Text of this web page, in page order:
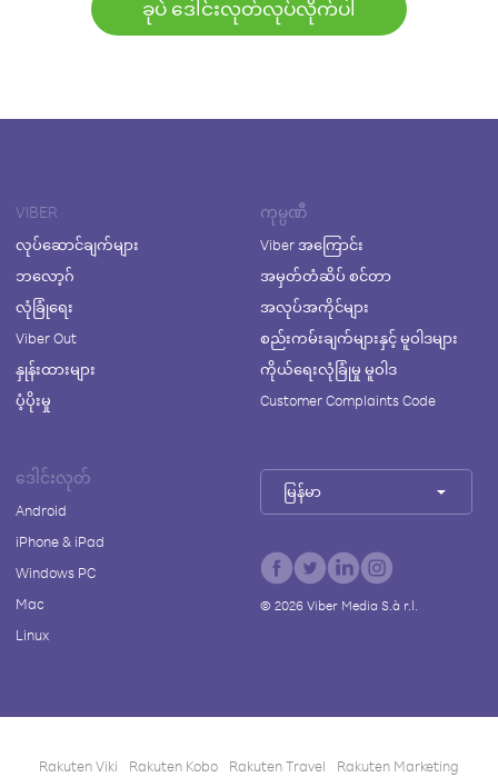
ခုပဲ ဒေါင်းလုတ်လုပ်လိုက်ပါ
VIBER
လုပ်ဆောင်ချက်များ
ဘလော့ဂ်
လုံခြုံရေး
Viber Out
နှုန်းထားများ
ပံ့ပိုးမှု
ကုမ္ပဏီ
Viber အကြောင်း
အမှတ်တံဆိပ် စင်တာ
အလုပ်အကိုင်များ
စည်းကမ်းချက်များနှင့် မူဝါဒများ
ကိုယ်ရေးလုံခြုံမှု မူဝါဒ
Customer Complaints Code
ဒေါင်းလုတ်
Android
iPhone & iPad
Windows PC
Mac
Linux
မြန်မာ
© 2026Viber Media S.à r.l.
Rakuten Viki Rakuten Kobo Rakuten Travel Rakuten Marketing